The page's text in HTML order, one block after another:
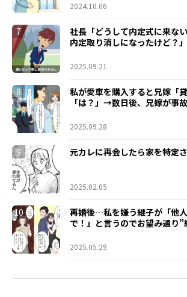
2024.10.06
7
社長「どうして内定式に来な
内定取り消しになったけど？
2025.09.21
8
私が愛車を購入すると兄嫁「
「は？」→数日後、兄嫁が事
2025.09.28
9 元カレに再会したら家を特定
2025.02.05
10
再婚後…私を嫌う継子が「他
で！」と言うのでお望み通り”
2025.05.29